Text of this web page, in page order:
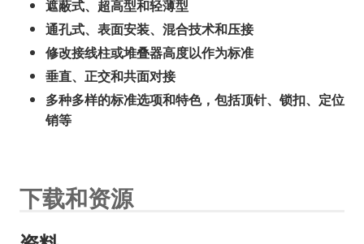
遮蔽式、超高型和轻薄型
通孔式、表面安装、混合技术和压接
修改接线柱或堆叠器高度以作为标准
垂直、正交和共面对接
多种多样的标准选项和特色，包括顶针、锁扣、定位
销等
下载和资源